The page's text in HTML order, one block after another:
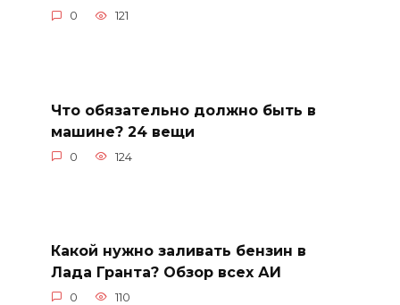
0 121
Что обязательно должно быть в
машине? 24 вещи
0 124
Какой нужно заливать бензин в
Лада Гранта? Обзор всех АИ
0 110